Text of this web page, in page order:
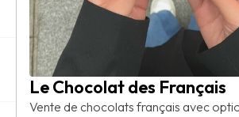
Le Chocolat des Français
Vente de chocolats français avec